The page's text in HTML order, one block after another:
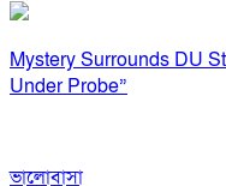
Mystery Surrounds DU
Under Probe”
ভালোবাসা